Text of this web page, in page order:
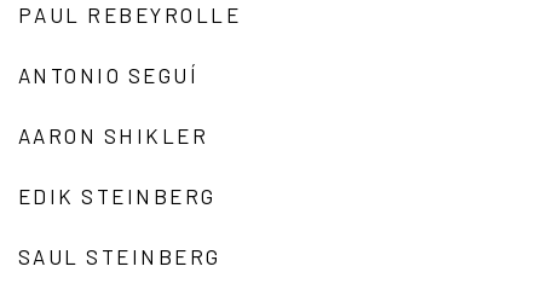
PAUL REBEYROLLE
ANTONIO SEGUÍ
AARON SHIKLER
EDIK STEINBERG
SAUL STEINBERG